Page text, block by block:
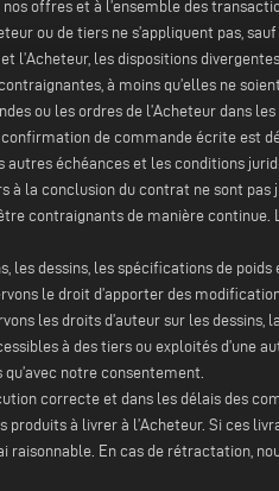
nos offres et à l’ensemble des
ou de tiers ne s’appliquent pas,
l’Acheteur, les dispositions
à moins qu’elles ne
ou les ordres de l’Acheteur dans
de commande écrite
échéances et les conditions
à la conclusion du contrat ne sont
contraignants de manière
dessins, les spécifications de
le droit d’apporter des
les droits d’auteur sur les
à des tiers ou exploités d’une
notre consentement.
correcte et dans les délais des
à livrer à l’Acheteur. Si ces
En cas de rétractation,